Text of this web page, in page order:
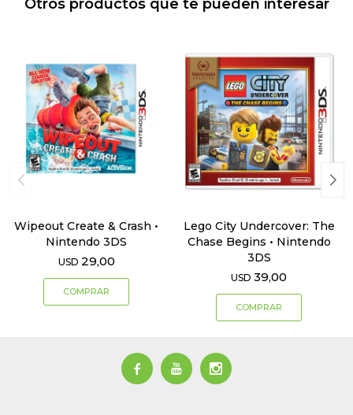
Otros productos que te pueden interesar
Wipeout Create & Crash •
Nintendo 3DS
USD 29,00
Lego City Undercover: The
Chase Begins • Nintendo
3DS
USD 39,00
  